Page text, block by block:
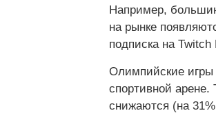
Например,
на рынке
подписка на Twitch
Олимпийские игры
спортивной арене.
снижаются (на